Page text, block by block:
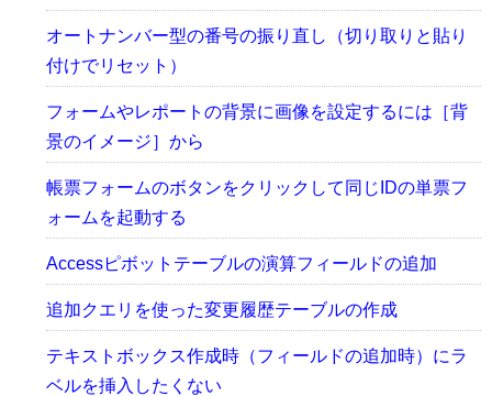
オートナンバー型の番号の振り直し（切り取りと貼り
付けでリセット）
フォームやレポートの背景に画像を設定するには［背
景のイメージ］から
帳票フォームのボタンをクリックして同じIDの単票フ
ォームを起動する
Accessピボットテーブルの演算フィールドの追加
追加クエリを使った変更履歴テーブルの作成
テキストボックス作成時（フィールドの追加時）にラ
ベルを挿入したくない